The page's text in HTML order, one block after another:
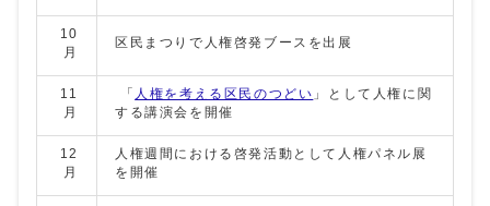
10
月
区民まつりで人権啓発ブースを出展
11
月
「 人権を考える区民のつどい 」として人権に関
する講演会を開催
12
月
人権週間における啓発活動として人権パネル展
を開催